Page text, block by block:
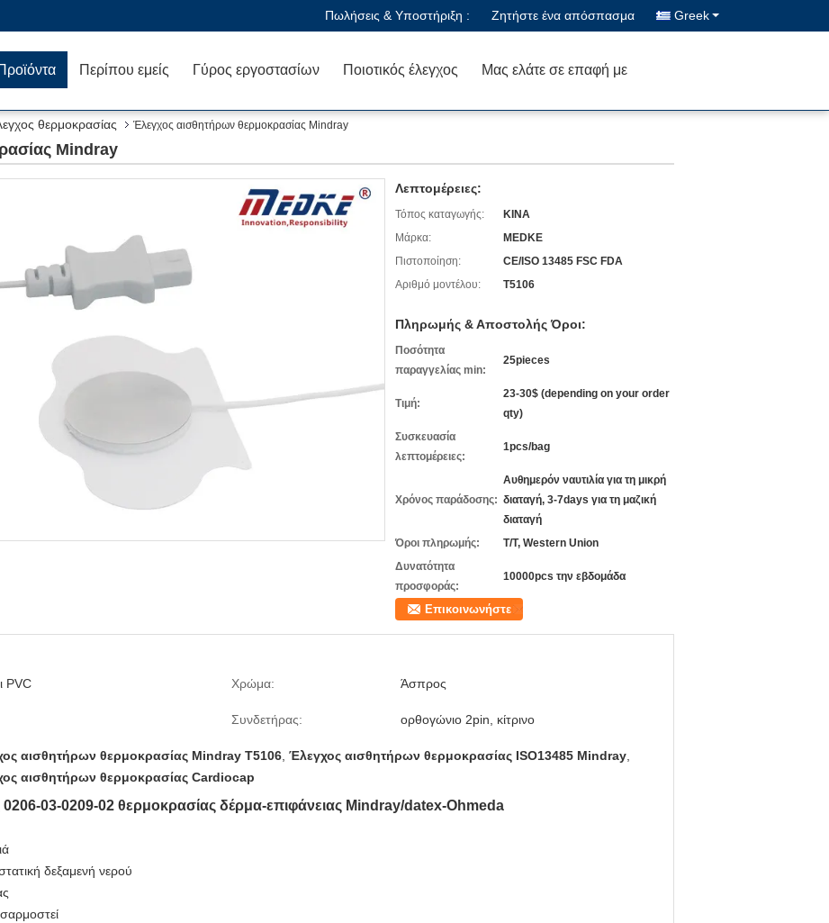
Πωλήσεις & Υποστήριξη : Ζητήστε ένα απόσπασμα Greek
Περίπου εμείς Γύρος εργοστασίων Ποιοτικός έλεγχος Μας ελάτε σε επαφή με
θερμοκρασίας Έλεγχος αισθητήρων θερμοκρασίας Mindray
Mindray
Λεπτομέρειες:
Τόπος καταγωγής:
ΚΙΝΑ
Μάρκα:
MEDKE
Πιστοποίηση:
CE/ISO 13485 FSC FDA
Αριθμό μοντέλου:
T5106
Πληρωμής & Αποστολής Όροι:
Ποσότητα
παραγγελίας min:
25pieces
Τιμή:
23-30$ (depending on your order
qty)
Συσκευασία
λεπτομέρειες:
1pcs/bag
Χρόνος παράδοσης:
Αυθημερόν ναυτιλία για τη μικρή
διαταγή, 3-7days για τη μαζική
διαταγή
Όροι πληρωμής:
T/T, Western Union
Δυνατότητα
προσφοράς:
10000pcs την εβδομάδα
Επικοινωνήστε
PVC Χρώμα: Άσπρος
Συνδετήρας: ορθογώνιο 2pin, κίτρινο
αισθητήρων θερμοκρασίας Mindray T5106 Έλεγχος αισθητήρων θερμοκρασίας ISO13485 Mindray
αισθητήρων θερμοκρασίας Cardiocap
03-0209-02 θερμοκρασίας δέρμα-επιφάνειας Mindray/datex-Ohmeda
δεξαμενή νερού